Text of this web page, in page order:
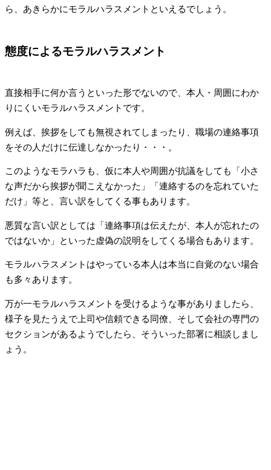
ら、あきらかにモラルハラスメントといえるでしょう。
態度によるモラルハラスメント
直接相手に何か言うといった形でないので、本人・周囲にわか
りにくいモラルハラスメントです。
例えば、挨拶をしても無視されてしまったり、職場の連絡事項
をその人だけに伝達しなかったり・・・。
このようなモラハラも、仮に本人や周囲が抗議をしても「小さ
な声だから挨拶が聞こえなかった」「連絡するのを忘れていた
だけ」等と、言い訳をしてくる事もあります。
悪質な言い訳としては「連絡事項は伝えたが、本人が忘れたの
ではないか」といった虚偽の説明をしてくる場合もあります。
モラルハラスメントはやっている本人は本当に自覚のない場合
も多々あります。
万が一モラルハラスメントを受けるような事がありましたら、
様子を見たうえで上司や信頼できる同僚、そして会社の専門の
セクションがあるようでしたら、そういった部署に相談しまし
ょう。